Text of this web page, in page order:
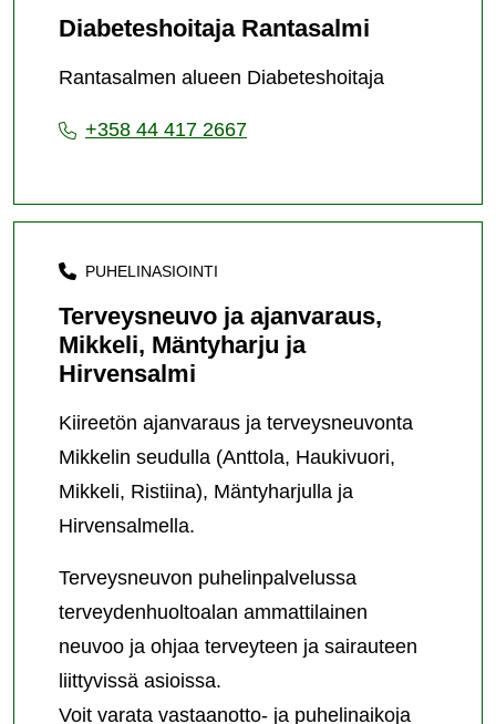
Diabeteshoitaja Rantasalmi
Rantasalmen alueen Diabeteshoitaja
+358 44 417 2667
PUHELINASIOINTI
Terveysneuvo ja ajanvaraus,
Mikkeli, Mäntyharju ja
Hirvensalmi
Kiireetön ajanvaraus ja terveysneuvonta
Mikkelin seudulla (Anttola, Haukivuori,
Mikkeli, Ristiina), Mäntyharjulla ja
Hirvensalmella.
Terveysneuvon puhelinpalvelussa
terveydenhuoltoalan ammattilainen
neuvoo ja ohjaa terveyteen ja sairauteen
liittyvissä asioissa.
Voit varata vastaanotto- ja puhelinaikoja